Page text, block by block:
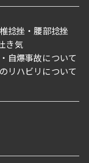
捻挫
腰部捻挫
き気
自爆事故について
リハビリについて